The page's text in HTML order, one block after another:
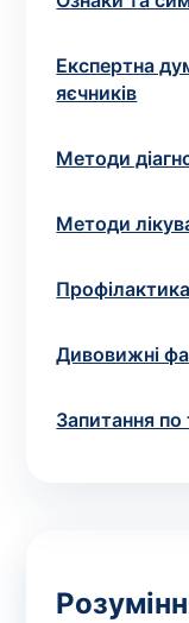
Експертна
яєчників
Методи
Методи
Дивовижні
Запитання по
Оформити
*
листа. Проте,